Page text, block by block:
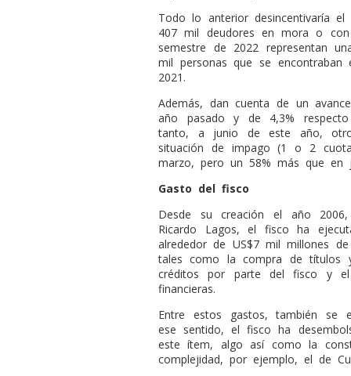
Todo lo anterior desincentivaría
407 mil deudores en mora o
semestre de 2022 representan
mil personas que se
2021.
Además, dan cuenta de un
año pasado y de 4,3%
tanto, a junio de este año,
situación de impago (1 o 2
marzo, pero un 58% más que en
Gasto del fisco
Desde su creación el año
Ricardo Lagos, el fisco ha
alrededor de US$7 mil millones
tales como la compra de títulos
créditos por parte del fisco y
financieras.
Entre estos gastos, también se
ese sentido, el fisco ha
este ítem, algo así como la
complejidad, por ejemplo, el de